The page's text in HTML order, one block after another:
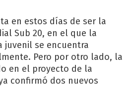
en estos días de ser la
Sub 20, en el que la
juvenil se encuentra
Pero por otro lado, la
en el proyecto de la
confirmó dos nuevos